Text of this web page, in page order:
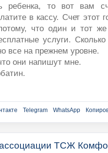
ребенка, то вот вам
в кассу. Счет этот
что один и тот
услуги.
все на прежнем уровне.
они напишут мне.
Telegram WhatsApp
ТСЖ